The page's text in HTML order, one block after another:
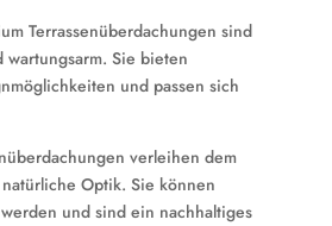
Terrassenüberdachungen sind
Sie bieten
und passen sich
verleihen dem
Optik. Sie können
und sind ein nachhaltiges